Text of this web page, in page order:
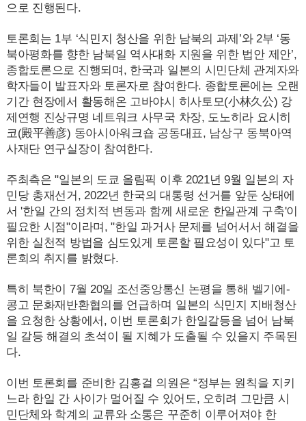
으로 진행된다.
토론회는 1부 ‘식민지 청산을 위한 남북의 과제’와 2부 ‘동
북아평화를 향한 남북일 역사대화 지원을 위한 법안 제안’,
종합토론으로 진행되며, 한국과 일본의 시민단체 관계자와
학자들이 발표자와 토론자로 참여한다. 종합토론에는 오랜
기간 현장에서 활동해온 고바야시 히사토모(小林久公) 강
제연행 진상규명 네트워크 사무국 차장, 도노히라 요시히
코(殿平善彦) 동아시아워크숍 공동대표, 남상구 동북아역
사재단 연구실장이 참여한다.
주최측은 "일본의 도쿄 올림픽 이후 2021년 9월 일본의 자
민당 총재선거,2022년 한국의 대통령 선거를 앞둔 상태에
서 '한일 간의 정치적 변동과 함께 새로운 한일관계 구축'이
필요한 시점"이라며, "한일 과거사 문제를 넘어서서 해결을
위한 실천적 방법을 심도있게 토론할 필요성이 있다"고 토
론회의 취지를 밝혔다.
특히 북한이 7월 20일 조선중앙통신 논평을 통해 벨기에-
콩고 문화재반환협의를 언급하며 일본의 식민지 지배청산
을 요청한 상황에서, 이번 토론회가 한일갈등을 넘어 남북
일 갈등 해결의 초석이 될 지혜가 도출될 수 있을지 주목된
다.
이번 토론회를 준비한 김홍걸 의원은 “정부는 원칙을 지키
느라 한일 간 사이가 멀어질 수 있어도, 오히려 그만큼 시
민단체와 학계의 교류와 소통은 꾸준히 이루어져야 한